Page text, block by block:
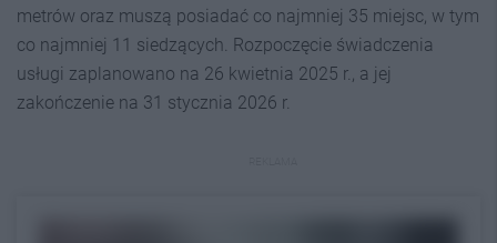
metrów oraz muszą posiadać co najmniej 35 miejsc, w tym
co najmniej 11 siedzących. Rozpoczęcie świadczenia
usługi zaplanowano na 26 kwietnia 2025 r., a jej
zakończenie na 31 stycznia 2026 r.